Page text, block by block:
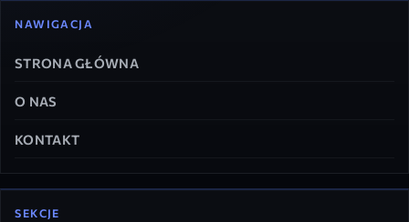
NAWIGACJA
STRONA GŁÓWNA
O NAS
KONTAKT
SEKCJE